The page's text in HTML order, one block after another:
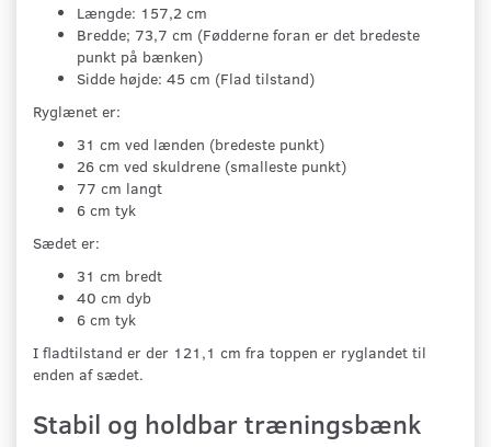
Længde: 157,2 cm
Bredde; 73,7 cm (Fødderne foran er det bredeste
punkt på bænken)
Sidde højde: 45 cm (Flad tilstand)
Ryglænet er:
31 cm ved lænden (bredeste punkt)
26 cm ved skuldrene (smalleste punkt)
77 cm langt
6 cm tyk
Sædet er:
31 cm bredt
40 cm dyb
6 cm tyk
I fladtilstand er der 121,1 cm fra toppen er ryglandet til
enden af sædet.
Stabil og holdbar træningsbænk